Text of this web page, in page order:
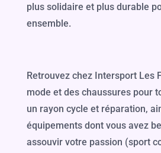
plus solidaire et plus durable
ensemble.
Retrouvez chez Intersport Les
mode et des chaussures pour
un rayon cycle et réparation,
équipements dont vous avez
assouvir votre passion (sport